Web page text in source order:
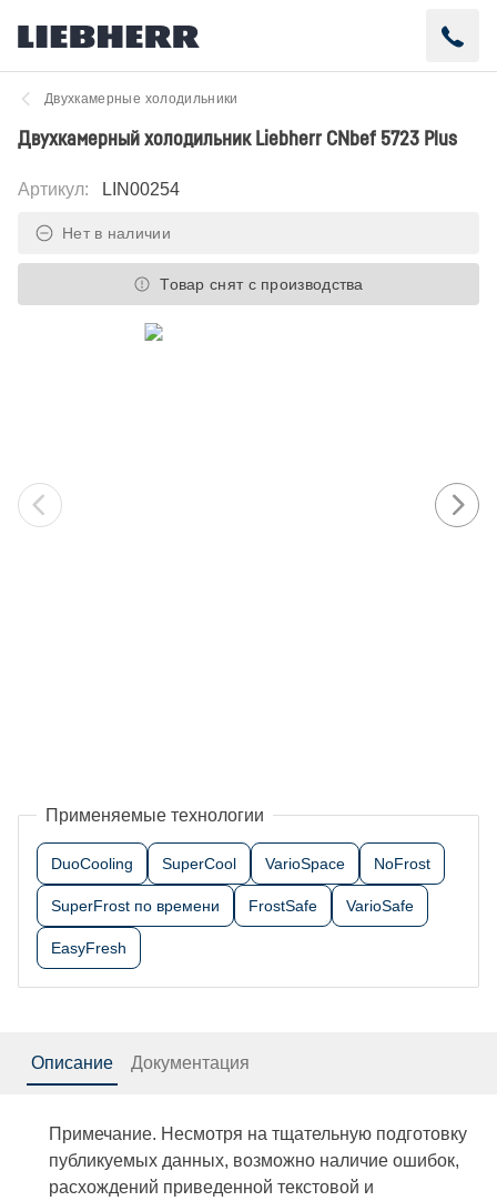
Двухкамерные холодильники
Двухкамерный холодильник Liebherr CNbef 5723 Plus
Артикул: LIN00254
Нет в наличии
Товар снят с производства
Применяемые технологии
DuoCooling SuperCool VarioSpace NoFrost
SuperFrost по времени FrostSafe VarioSafe
EasyFresh
Описание Документация
Примечание. Несмотря на тщательную подготовку
публикуемых данных, возможно наличие ошибок,
расхождений приведенной текстовой и